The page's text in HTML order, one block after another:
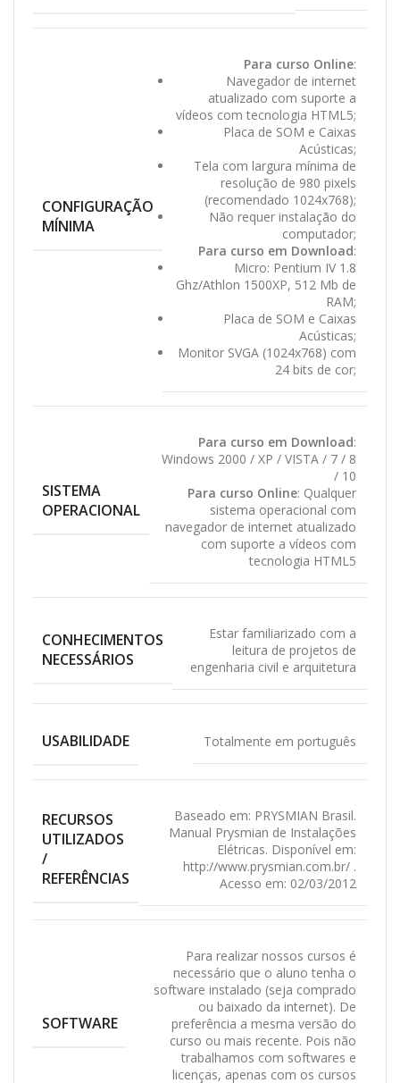
CONFIGURAÇÃO
MÍNIMA
Para curso Online:
Navegador de internet
atualizado com suporte a
vídeos com tecnologia HTML5;
Placa de SOM e Caixas
Acústicas;
Tela com largura mínima de
resolução de 980 pixels
(recomendado 1024x768);
Não requer instalação do
computador;
Para curso em Download:
Micro: Pentium IV 1.8
Ghz/Athlon 1500XP, 512 Mb de
RAM;
Placa de SOM e Caixas
Acústicas;
Monitor SVGA (1024x768) com
24 bits de cor;
SISTEMA
OPERACIONAL
Para curso em Download:
Windows 2000 / XP / VISTA / 7 / 8
/ 10
Para curso Online: Qualquer
sistema operacional com
navegador de internet atualizado
com suporte a vídeos com
tecnologia HTML5
CONHECIMENTOS
NECESSÁRIOS
Estar familiarizado com a
leitura de projetos de
engenharia civil e arquitetura
USABILIDADE Totalmente em português
RECURSOS
UTILIZADOS
/
REFERÊNCIAS
Baseado em: PRYSMIAN Brasil.
Manual Prysmian de Instalações
Elétricas. Disponível em:
http://www.prysmian.com.br/ .
Acesso em: 02/03/2012
SOFTWARE
Para realizar nossos cursos é
necessário que o aluno tenha o
software instalado (seja comprado
ou baixado da internet). De
preferência a mesma versão do
curso ou mais recente. Pois não
trabalhamos com softwares e
licenças, apenas com os cursos